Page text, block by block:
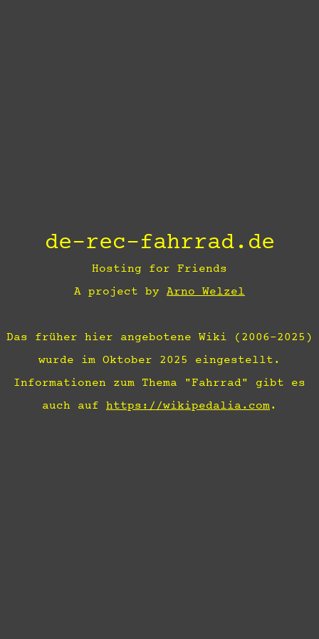
de-rec-fahrrad.de
Hosting for Friends
A project by Arno Welzel
Das früher hier angebotene Wiki (2006-2025)
wurde im Oktober 2025 eingestellt.
Informationen zum Thema "Fahrrad" gibt es
auch auf https://wikipedalia.com.